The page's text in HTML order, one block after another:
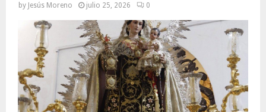
by Jesús Moreno julio 25, 2026 0